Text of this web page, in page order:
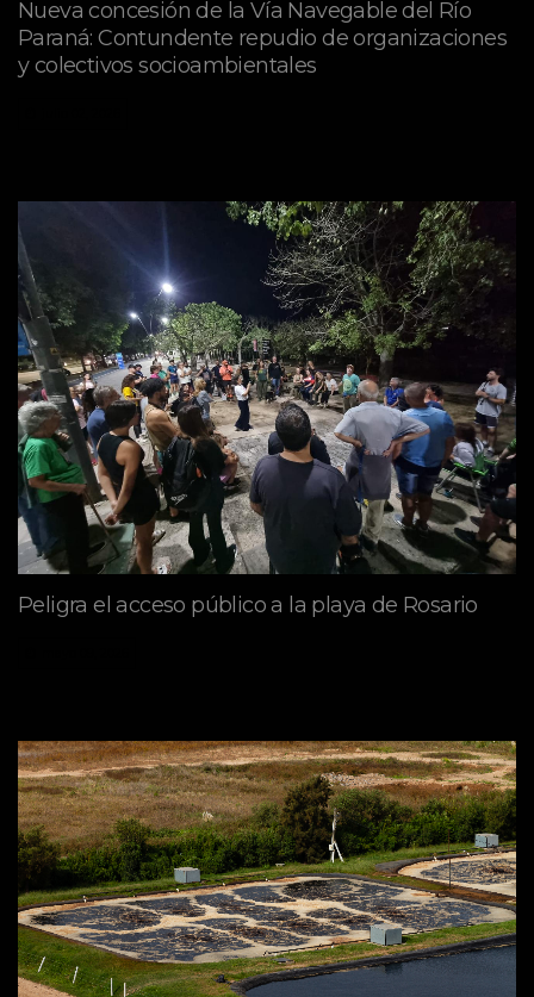
Nueva concesión de la Vía Navegable del Río
Paraná: Contundente repudio de organizaciones
y colectivos socioambientales
Peligra el acceso público a la playa de Rosario